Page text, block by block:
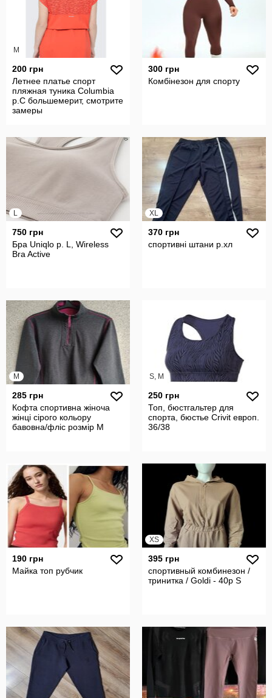
M
200 грн
Летнее платье спорт
пляжная туника Columbia
р.С большемерит, смотрите
замеры
300 грн
Комбінезон для спорту
L
750 грн
Бра Uniqlo р. L, Wireless
Bra Active
XL
370 грн
спортивні штани р.хл
M
285 грн
Кофта спортивна жіноча
жінці сірого кольору
бавовна/фліс розмір М
S, M
250 грн
Топ, бюстгальтер для
спорта, бюстье Crivit европ.
36/38
190 грн
Майка топ рубчик
XS
395 грн
спортивный комбинезон /
тринитка / Goldi - 40р S